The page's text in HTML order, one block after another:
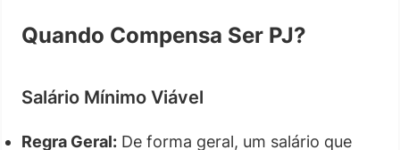
Quando Compensa Ser PJ?
Salário Mínimo Viável
Regra Geral: De forma geral, um salário que